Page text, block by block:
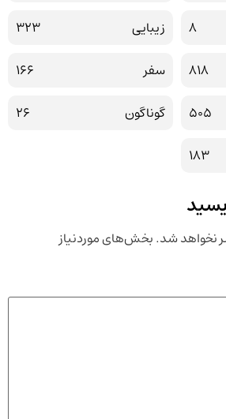
8 زیبایی
323
818 سفر
166
505 گوناگون
26
183
نخواهد شد.بخش‌های موردنیاز